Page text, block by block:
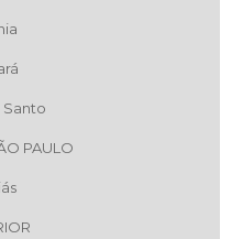
Santo
PAULO